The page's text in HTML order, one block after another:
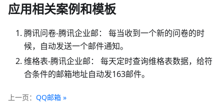
应用相关案例和模板
腾讯问卷-腾讯企业邮： 每当收到一个新的问卷的时
候，自动发送一个邮件通知。
维格表-腾讯企业邮： 每天定时查询维格表数据，给符
合条件的邮箱地址自动发163邮件。
上一页 QQ邮箱